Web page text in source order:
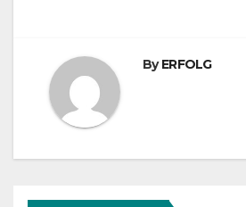
ByERFOLG